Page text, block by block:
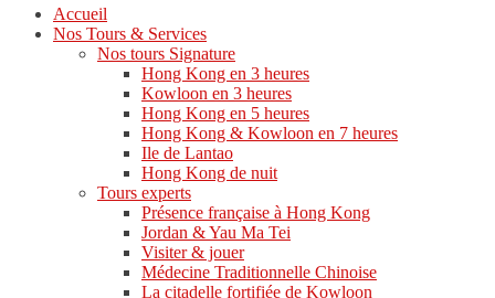
Accueil
Nos Tours & Services
Nos tours Signature
Hong Kong en 3 heures
Kowloon en 3 heures
Hong Kong en 5 heures
Hong Kong & Kowloon en 7 heures
Ile de Lantao
Hong Kong de nuit
Tours experts
Présence française à Hong Kong
Jordan & Yau Ma Tei
Visiter & jouer
Médecine Traditionnelle Chinoise
La citadelle fortifiée de Kowloon